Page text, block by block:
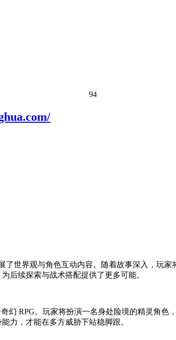
94
世界观与角色互动内容。随着故事深入，玩
后续探索与战术搭配提供了更多可能。
奇幻 RPG。玩家将扮演一名身处险境的精灵角
力，才能在多方威胁下站稳脚跟。